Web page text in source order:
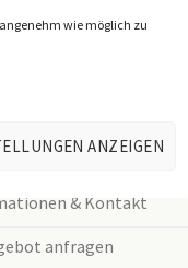
wie möglich zu
ANZEIGEN
& Kontakt
anfragen